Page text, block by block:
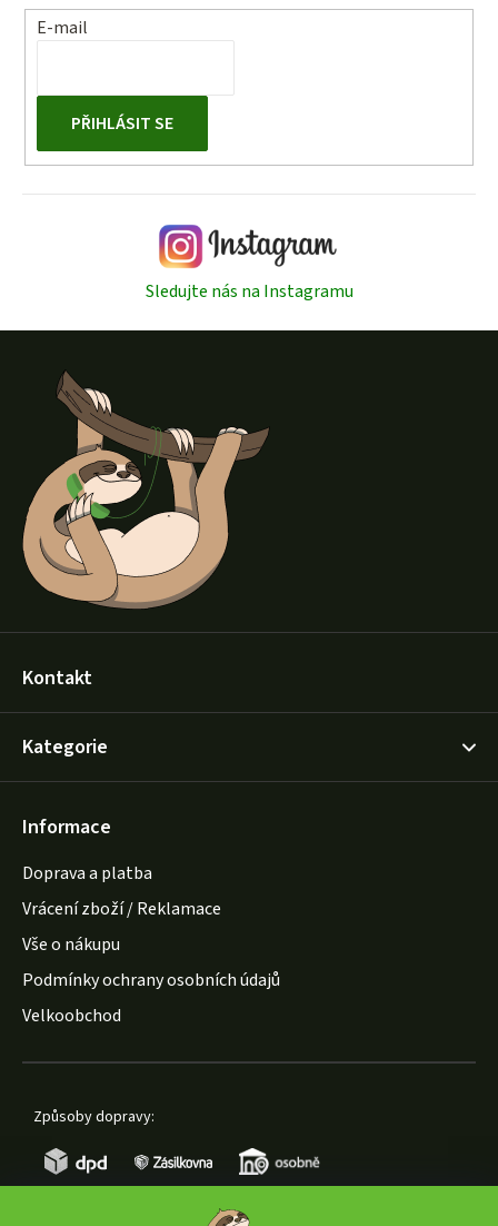
E-mail
PŘIHLÁSIT SE
Sledujte nás na Instagramu
Kontakt
Kategorie
Informace
Doprava a platba
Vrácení zboží / Reklamace
Vše o nákupu
Podmínky ochrany osobních údajů
Velkoobchod
Způsoby dopravy: